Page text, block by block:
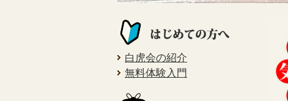
白虎会の紹介
無料体験入門